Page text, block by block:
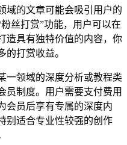
域的文章可能会吸引用户的
丝打赏”功能，用户可以在
造具有独特价值的内容，你
的打赏收益。
一领域的深度分析或教程类
员制度。用户需要支付费用
会员后享有专属的深度内
别适合专业性较强的创作